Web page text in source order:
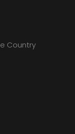
Country